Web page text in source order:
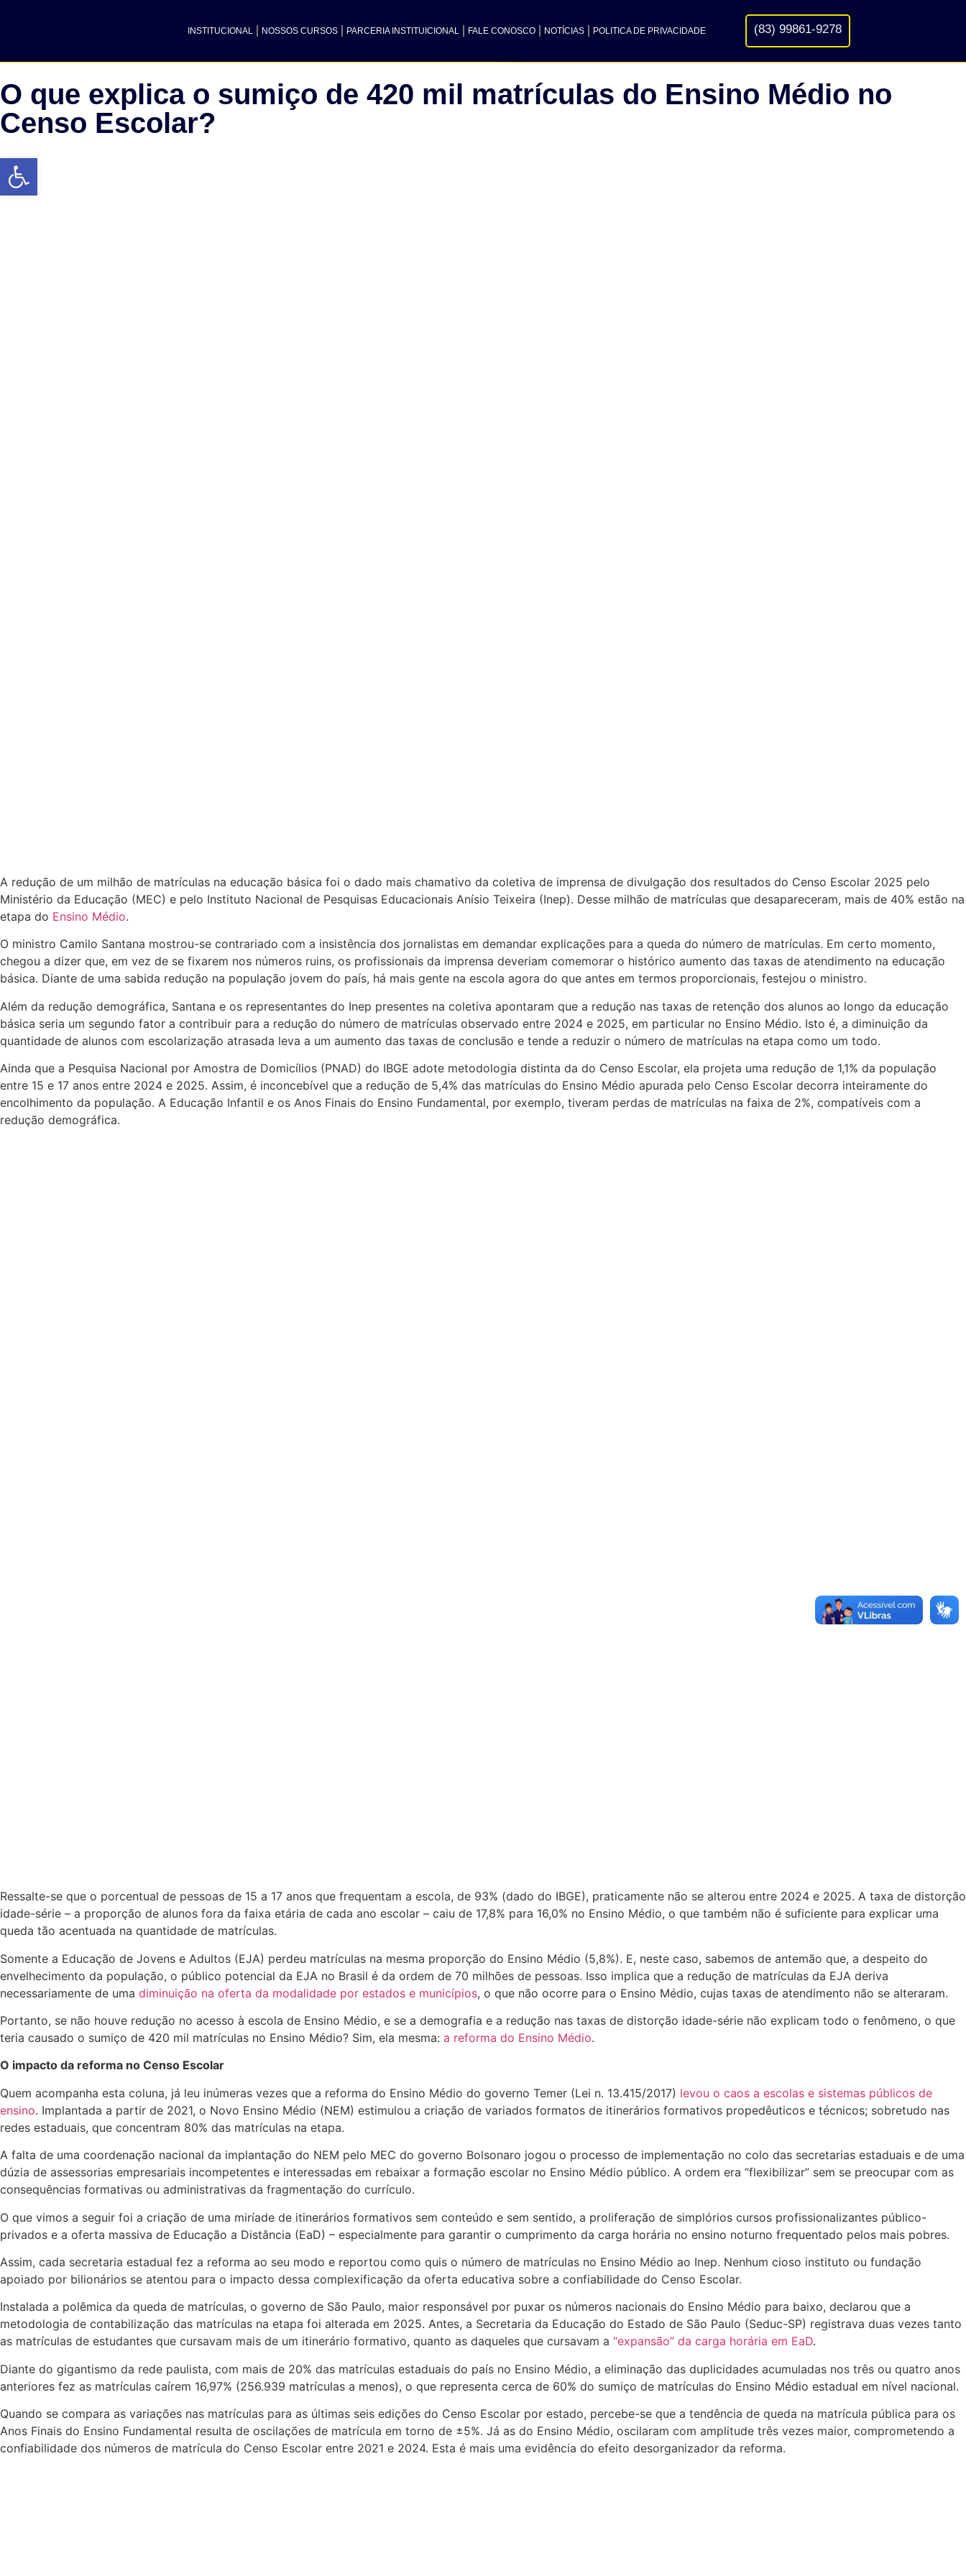
INSTITUCIONAL NOSSOS CURSOS PARCERIA INSTITUICIONAL FALE CONOSCO NOTÍCIAS POLITICA DE PRIVACIDADE (83) 99861-9278
O que explica o sumiço de 420 mil matrículas do Ensino Médio no
Censo Escolar?
A redução de um milhão de matrículas na educação básica foi o dado mais chamativo da coletiva de imprensa de divulgação dos resultados do Censo Escolar 2025 pelo
Ministério da Educação (MEC) e pelo Instituto Nacional de Pesquisas Educacionais Anísio Teixeira (Inep). Desse milhão de matrículas que desapareceram, mais de 40% estão na
etapa do Ensino Médio.
O ministro Camilo Santana mostrou-se contrariado com a insistência dos jornalistas em demandar explicações para a queda do número de matrículas. Em certo momento,
chegou a dizer que, em vez de se fixarem nos números ruins, os profissionais da imprensa deveriam comemorar o histórico aumento das taxas de atendimento na educação
básica. Diante de uma sabida redução na população jovem do país, há mais gente na escola agora do que antes em termos proporcionais, festejou o ministro.
Além da redução demográfica, Santana e os representantes do Inep presentes na coletiva apontaram que a redução nas taxas de retenção dos alunos ao longo da educação
básica seria um segundo fator a contribuir para a redução do número de matrículas observado entre 2024 e 2025, em particular no Ensino Médio. Isto é, a diminuição da
quantidade de alunos com escolarização atrasada leva a um aumento das taxas de conclusão e tende a reduzir o número de matrículas na etapa como um todo.
Ainda que a Pesquisa Nacional por Amostra de Domicílios (PNAD) do IBGE adote metodologia distinta da do Censo Escolar, ela projeta uma redução de 1,1% da população
entre 15 e 17 anos entre 2024 e 2025. Assim, é inconcebível que a redução de 5,4% das matrículas do Ensino Médio apurada pelo Censo Escolar decorra inteiramente do
encolhimento da população. A Educação Infantil e os Anos Finais do Ensino Fundamental, por exemplo, tiveram perdas de matrículas na faixa de 2%, compatíveis com a
redução demográfica.
Ressalte-se que o porcentual de pessoas de 15 a 17 anos que frequentam a escola, de 93% (dado do IBGE), praticamente não se alterou entre 2024 e 2025. A taxa de distorção
idade-série – a proporção de alunos fora da faixa etária de cada ano escolar – caiu de 17,8% para 16,0% no Ensino Médio, o que também não é suficiente para explicar uma
queda tão acentuada na quantidade de matrículas.
Somente a Educação de Jovens e Adultos (EJA) perdeu matrículas na mesma proporção do Ensino Médio (5,8%). E, neste caso, sabemos de antemão que, a despeito do
envelhecimento da população, o público potencial da EJA no Brasil é da ordem de 70 milhões de pessoas. Isso implica que a redução de matrículas da EJA deriva
necessariamente de uma diminuição na oferta da modalidade por estados e municípios, o que não ocorre para o Ensino Médio, cujas taxas de atendimento não se alteraram.
Portanto, se não houve redução no acesso à escola de Ensino Médio, e se a demografia e a redução nas taxas de distorção idade-série não explicam todo o fenômeno, o que
teria causado o sumiço de 420 mil matrículas no Ensino Médio? Sim, ela mesma: a reforma do Ensino Médio.
O impacto da reforma no Censo Escolar
Quem acompanha esta coluna, já leu inúmeras vezes que a reforma do Ensino Médio do governo Temer (Lei n. 13.415/2017) levou o caos a escolas e sistemas públicos de
ensino. Implantada a partir de 2021, o Novo Ensino Médio (NEM) estimulou a criação de variados formatos de itinerários formativos propedêuticos e técnicos; sobretudo nas
redes estaduais, que concentram 80% das matrículas na etapa.
A falta de uma coordenação nacional da implantação do NEM pelo MEC do governo Bolsonaro jogou o processo de implementação no colo das secretarias estaduais e de uma
dúzia de assessorias empresariais incompetentes e interessadas em rebaixar a formação escolar no Ensino Médio público. A ordem era “flexibilizar” sem se preocupar com as
consequências formativas ou administrativas da fragmentação do currículo.
O que vimos a seguir foi a criação de uma miríade de itinerários formativos sem conteúdo e sem sentido, a proliferação de simplórios cursos profissionalizantes público-
privados e a oferta massiva de Educação a Distância (EaD) – especialmente para garantir o cumprimento da carga horária no ensino noturno frequentado pelos mais pobres.
Assim, cada secretaria estadual fez a reforma ao seu modo e reportou como quis o número de matrículas no Ensino Médio ao Inep. Nenhum cioso instituto ou fundação
apoiado por bilionários se atentou para o impacto dessa complexificação da oferta educativa sobre a confiabilidade do Censo Escolar.
Instalada a polêmica da queda de matrículas, o governo de São Paulo, maior responsável por puxar os números nacionais do Ensino Médio para baixo, declarou que a
metodologia de contabilização das matrículas na etapa foi alterada em 2025. Antes, a Secretaria da Educação do Estado de São Paulo (Seduc-SP) registrava duas vezes tanto
as matrículas de estudantes que cursavam mais de um itinerário formativo, quanto as daqueles que cursavam a “expansão” da carga horária em EaD.
Diante do gigantismo da rede paulista, com mais de 20% das matrículas estaduais do país no Ensino Médio, a eliminação das duplicidades acumuladas nos três ou quatro anos
anteriores fez as matrículas caírem 16,97% (256.939 matrículas a menos), o que representa cerca de 60% do sumiço de matrículas do Ensino Médio estadual em nível nacional.
Quando se compara as variações nas matrículas para as últimas seis edições do Censo Escolar por estado, percebe-se que a tendência de queda na matrícula pública para os
Anos Finais do Ensino Fundamental resulta de oscilações de matrícula em torno de ±5%. Já as do Ensino Médio, oscilaram com amplitude três vezes maior, comprometendo a
confiabilidade dos números de matrícula do Censo Escolar entre 2021 e 2024. Esta é mais uma evidência do efeito desorganizador da reforma.
Abrir a barra de ferramentas